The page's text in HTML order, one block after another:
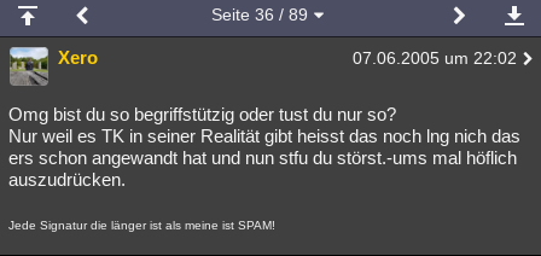
meine Rubriken
Menschen Mystery Kriminalfälle
Spiritualität Verschwörungen Technologie
Natur Umfragen Unterhaltung
Philosophie Träume Orte
Seite 36 / 89
Xero 07.06.2005 um 22:02
Omg bist du so begriffstützig oder tust du nur so?
Nur weil es TK in seiner Realität gibt heisst das noch lng nich das
ers schon angewandt hat und nun stfu du störst.-ums mal höflich
auszudrücken.
Jede Signatur die länger ist als meine ist SPAM!